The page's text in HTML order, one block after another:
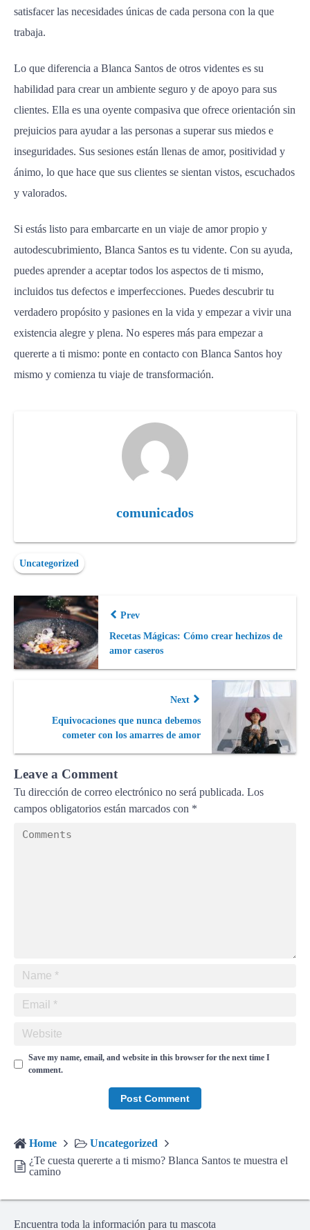
satisfacer las necesidades únicas de cada persona con la que
trabaja.
Lo que diferencia a Blanca Santos de otros videntes es su
habilidad para crear un ambiente seguro y de apoyo para sus
clientes. Ella es una oyente compasiva que ofrece orientación sin
prejuicios para ayudar a las personas a superar sus miedos e
inseguridades. Sus sesiones están llenas de amor, positividad y
ánimo, lo que hace que sus clientes se sientan vistos, escuchados
y valorados.
Si estás listo para embarcarte en un viaje de amor propio y
autodescubrimiento, Blanca Santos es tu vidente. Con su ayuda,
puedes aprender a aceptar todos los aspectos de ti mismo,
incluidos tus defectos e imperfecciones. Puedes descubrir tu
verdadero propósito y pasiones en la vida y empezar a vivir una
existencia alegre y plena. No esperes más para empezar a
quererte a ti mismo: ponte en contacto con Blanca Santos hoy
mismo y comienza tu viaje de transformación.
comunicados
Uncategorized
Prev
Recetas Mágicas: Cómo crear hechizos de
amor caseros
Next
Equivocaciones que nunca debemos
cometer con los amarres de amor
Leave a Comment
Tu dirección de correo electrónico no será publicada. Los
campos obligatorios están marcados con *
Save my name, email, and website in this browser for the next time I
¿Te cuesta quererte a ti mismo? Blanca Santos te muestra el
camino
Encuentra toda la información para tu mascota
©2026 Veterinario en Córdoba